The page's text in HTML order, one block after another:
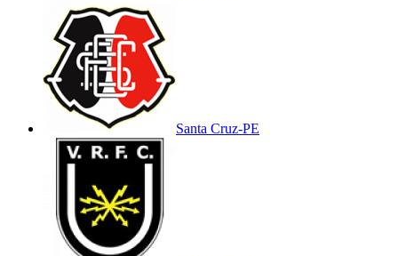
Santa Cruz-PE